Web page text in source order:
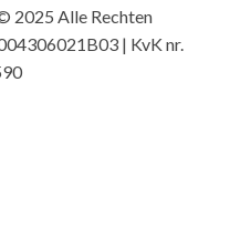
2025 Alle Rechten
| KvK nr.